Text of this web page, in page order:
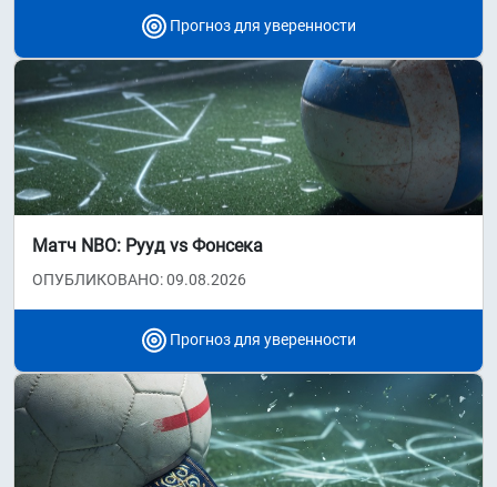
Прогноз для уверенности
Матч NBO: Рууд vs Фонсека
ОПУБЛИКОВАНО: 09.08.2026
Прогноз для уверенности